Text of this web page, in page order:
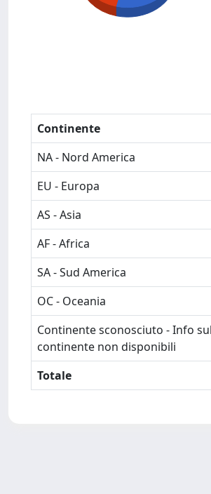
Continente
NA - Nord America
EU - Europa
AS - Asia
AF - Africa
SA - Sud America
OC - Oceania
Continente sconosciuto - Info sul
continente non disponibili
Totale